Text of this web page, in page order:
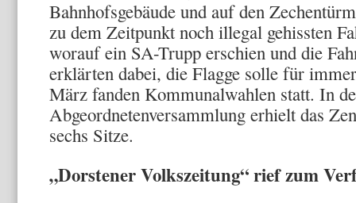
Bahnhofsgebäude und auf den
zu dem Zeitpunkt noch illegal gehissten
worauf ein SA-Trupp erschien und die
erklärten dabei, die Flagge solle für
März fanden Kommunalwahlen statt. In
Abgeordnetenversammlung erhielt das
sechs Sitze.
„Dorstener Volkszeitung“ rief zum